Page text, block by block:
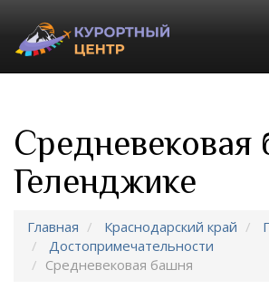
Средневековая
Геленджике
Главная Краснодарский край
Достопримечательности
Средневековая башня